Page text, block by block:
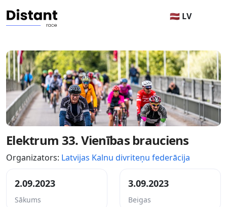
🇱🇻 LV
Elektrum 33. Vienības brauciens
Organizators: Latvijas Kalnu divriteņu federācija
2.09.2023
Sākums
3.09.2023
Beigas